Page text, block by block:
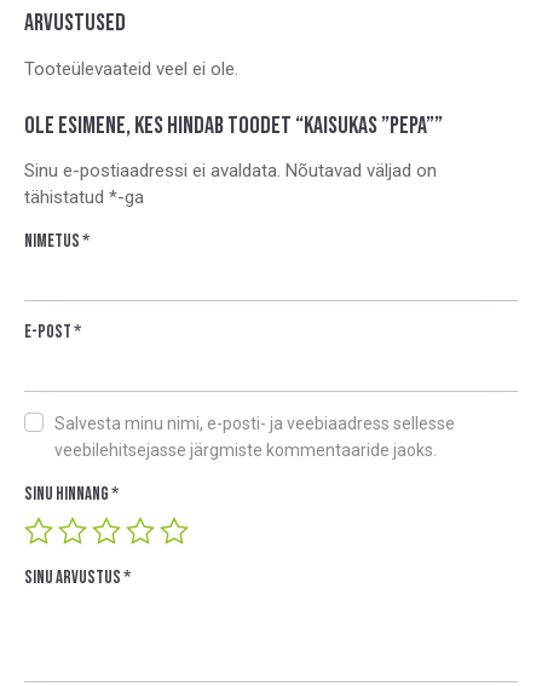
ARVUSTUSED
Tooteülevaateid veel ei ole.
Ole esimene, kes hindab toodet “Kaisukas ”Pepa””
Sinu e-postiaadressi ei avaldata. Nõutavad väljad on
tähistatud *-ga
Nimetus*
E-post*
Salvesta minu nimi, e-posti- ja veebiaadress sellesse
veebilehitsejasse järgmiste kommentaaride jaoks.
Sinu hinnang*
Sinu arvustus*